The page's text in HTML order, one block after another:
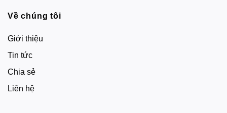
Về chúng tôi
Giới thiệu
Tin tức
Chia sẻ
Liên hệ